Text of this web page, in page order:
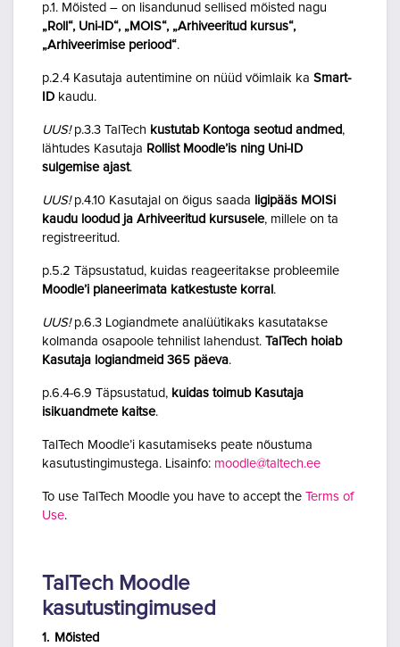
p.1. Mõisted – on lisandunud sellised mõisted nagu
„Roll“, Uni-ID“, „MOIS“, „Arhiveeritud kursus“,
„Arhiveerimise periood“.
p.2.4 Kasutaja autentimine on nüüd võimlaik ka Smart-
ID kaudu.
UUS!p.3.3 TalTech kustutab Kontoga seotud andmed,
lähtudes Kasutaja Rollist Moodle’is ning Uni-ID
sulgemise ajast.
UUS!p.4.10 Kasutajal on õigus saada ligipääs MOISi
kaudu loodud ja Arhiveeritud kursusele, millele on ta
registreeritud.
p.5.2 Täpsustatud, kuidas reageeritakse probleemile
Moodle’i planeerimata katkestuste korral .
UUS!p.6.3 Logiandmete analüütikaks kasutatakse
kolmanda osapoole tehnilist lahendust. TalTech hoiab
Kasutaja logiandmeid 365 päeva.
p.6.4-6.9 Täpsustatud, kuidas toimub Kasutaja
isikuandmete kaitse.
TalTech Moodle’i kasutamiseks peate nõustuma
kasutustingimustega. Lisainfo: moodle@taltech.ee
To use TalTech Moodle you have to accept the Terms of
Use.
TalTech Moodle
kasutustingimused
1. Mõisted